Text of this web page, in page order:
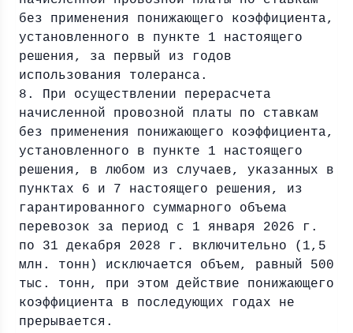
без применения понижающего коэффициента,
установленного в пункте 1 настоящего
решения, за первый из годов
использования толеранса.
8. При осуществлении перерасчета
начисленной провозной платы по ставкам
без применения понижающего коэффициента,
установленного в пункте 1 настоящего
решения, в любом из случаев, указанных в
пунктах 6 и 7 настоящего решения, из
гарантированного суммарного объема
перевозок за период с 1 января 2026 г.
по 31 декабря 2028 г. включительно (1,5
млн. тонн) исключается объем, равный 500
тыс. тонн, при этом действие понижающего
коэффициента в последующих годах не
прерывается.